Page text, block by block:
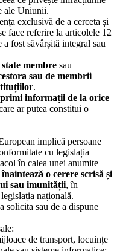
ale Uniunii.
exclusivă de a cerceta și
face referire la articolele 12
fost săvârșită integral sau
membre sau
sau de membrii
.
primi informații de la orice
ar putea constitui o
implică persoane
cu legislația
în calea unei anumite
o cerere scrisă și
sau imunității, în
națională.
solicita sau de a dispune
de transport, locuințe